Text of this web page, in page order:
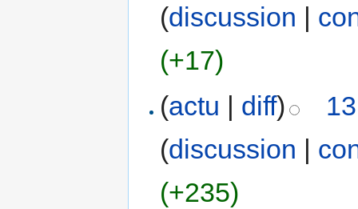
(discussion |
(+17)
(actu | diff)
(discussion |
(+235)